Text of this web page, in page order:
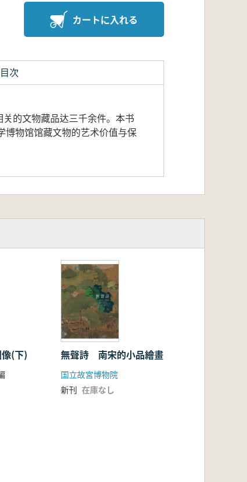
カートに入れる
目次
的文物藏品达三千余件。本书
博物馆馆藏文物的艺术价值与保
(下) 無聲詩 南宋的小品繪畫
国立故宮博物院
新刊 在庫なし